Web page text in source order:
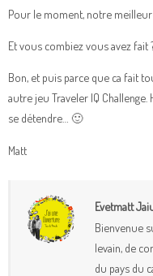
Pour le moment, notre meilleur
Et vous combiez vous avez fait
Bon, et puis parce que ca fait
autre jeu Traveler IQ
se détendre… 🙂
Matt
Evetmatt
Bienvenue
levain, de
du pays du